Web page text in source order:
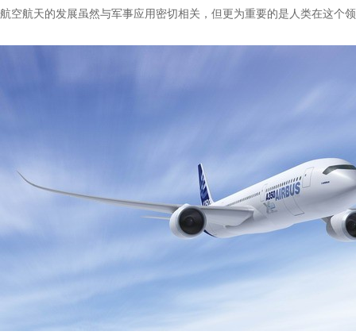
航空航天的发展虽然与军事应用密切相关，但更为重要的是人类在这个